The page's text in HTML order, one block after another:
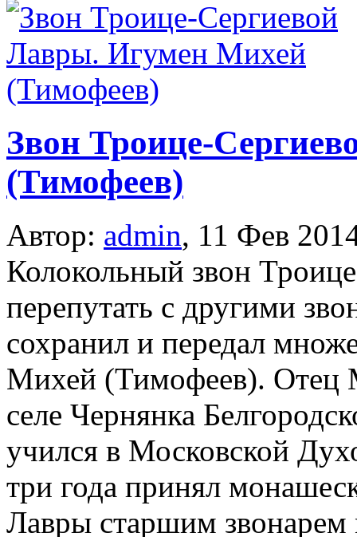
Звон Троице-
(Тимофеев)
Автор: admin, 11 Фев
Колокольный звон
перепутать с другими
сохранил и передал
Михей (Тимофеев). Отец
селе Чернянка
учился в Московской
три года принял
Лавры старшим звонарем